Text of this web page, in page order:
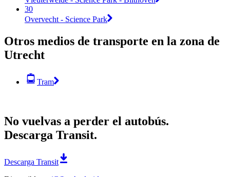
30
Overvecht - Science Park
Otros medios de transporte en la zona de
Utrecht
Tram
No vuelvas a perder el autobús.
Descarga Transit.
Descarga Transit